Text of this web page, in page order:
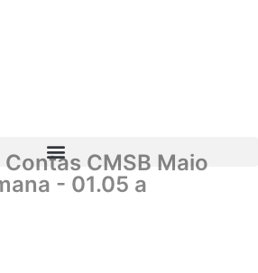
CMSB Maio
- 01.05 a